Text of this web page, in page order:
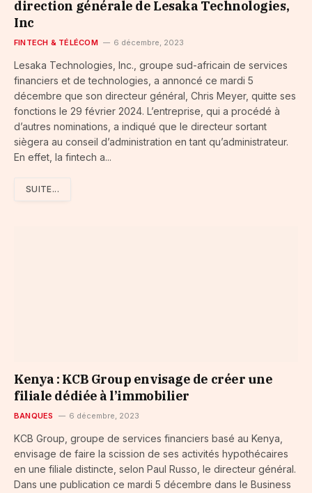
direction générale de Lesaka Technologies,
Inc
FINTECH & TÉLÉCOM 6 décembre, 2023
Lesaka Technologies, Inc., groupe sud-africain de services
financiers et de technologies, a annoncé ce mardi 5
décembre que son directeur général, Chris Meyer, quitte ses
fonctions le 29 février 2024. L’entreprise, qui a procédé à
d’autres nominations, a indiqué que le directeur sortant
siègera au conseil d’administration en tant qu’administrateur.
En effet, la fintech a...
SUITE...
Kenya : KCB Group envisage de créer une
filiale dédiée à l’immobilier
BANQUES 6 décembre, 2023
KCB Group, groupe de services financiers basé au Kenya,
envisage de faire la scission de ses activités hypothécaires
en une filiale distincte, selon Paul Russo, le directeur général.
Dans une publication ce mardi 5 décembre dans le Business